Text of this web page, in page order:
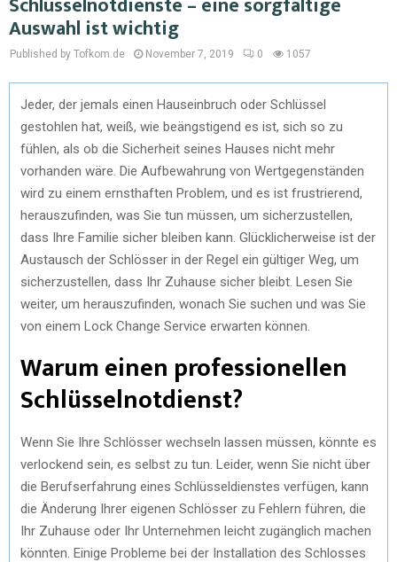
Auswahl ist wichtig
Published by Tofkom.de November 7, 2019 0 1057
Jeder, der jemals einen Hauseinbruch oder Schlüssel
gestohlen hat, weiß, wie beängstigend es ist, sich so zu
fühlen, als ob die Sicherheit seines Hauses nicht mehr
vorhanden wäre. Die Aufbewahrung von Wertgegenständen
wird zu einem ernsthaften Problem, und es ist frustrierend,
herauszufinden, was Sie tun müssen, um sicherzustellen,
dass Ihre Familie sicher bleiben kann. Glücklicherweise ist der
Austausch der Schlösser in der Regel ein gültiger Weg, um
sicherzustellen, dass Ihr Zuhause sicher bleibt. Lesen Sie
weiter, um herauszufinden, wonach Sie suchen und was Sie
von einem Lock Change Service erwarten können.
Warum einen professionellen
Schlüsselnotdienst?
Wenn Sie Ihre Schlösser wechseln lassen müssen, könnte es
verlockend sein, es selbst zu tun. Leider, wenn Sie nicht über
die Berufserfahrung eines Schlüsseldienstes verfügen, kann
die Änderung Ihrer eigenen Schlösser zu Fehlern führen, die
Ihr Zuhause oder Ihr Unternehmen leicht zugänglich machen
könnten. Einige Probleme bei der Installation des Schlosses